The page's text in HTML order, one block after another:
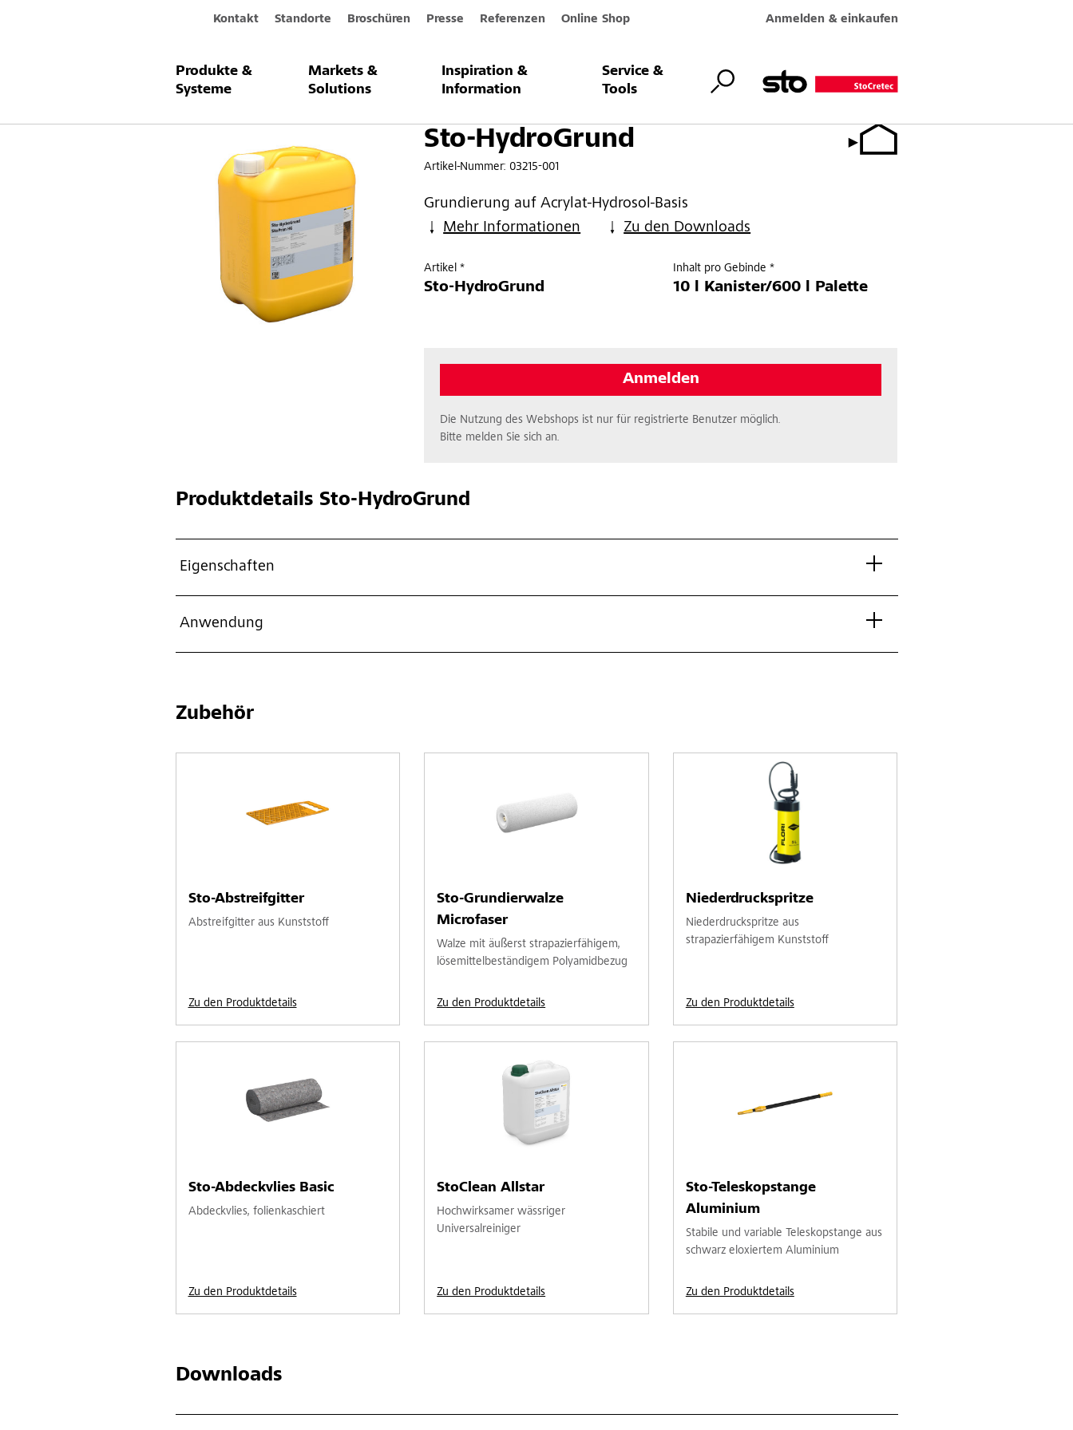
Kontakt Standorte Broschüren Presse Referenzen Online Shop Anmelden & einkaufen
Produkte &
Systeme
Markets &
Solutions
Inspiration &
Information
Service &
Tools
Produkte & Systeme Sto-HydroGrund
Sto-HydroGrund
Artikel-Nummer: 03215-001
Grundierung auf Acrylat-Hydrosol-Basis
Mehr Informationen
Zu den Downloads
Artikel *
Sto-HydroGrund
Inhalt pro Gebinde *
10 l Kanister/600 l Palette
Anmelden
Die Nutzung des Webshops ist nur für registrierte Benutzer möglich.
Bitte melden Sie sich an.
ProduktdetailsSto-HydroGrund
Eigenschaften
Anwendung
Zubehör
Sto-Abstreifgitter
Abstreifgitter aus Kunststoff
Zu den Produktdetails
Sto-Grundierwalze
Microfaser
Walze mit äußerst strapazierfähigem,
lösemittelbeständigem Polyamidbezug
Zu den Produktdetails
Niederdruckspritze
Niederdruckspritze aus
strapazierfähigem Kunststoff
Zu den Produktdetails
Sto-Abdeckvlies Basic
Abdeckvlies, folienkaschiert
Zu den Produktdetails
StoClean Allstar
Hochwirksamer wässriger
Universalreiniger
Zu den Produktdetails
Sto-Teleskopstange
Aluminium
Stabile und variable Teleskopstange aus
schwarz eloxiertem Aluminium
Zu den Produktdetails
Downloads